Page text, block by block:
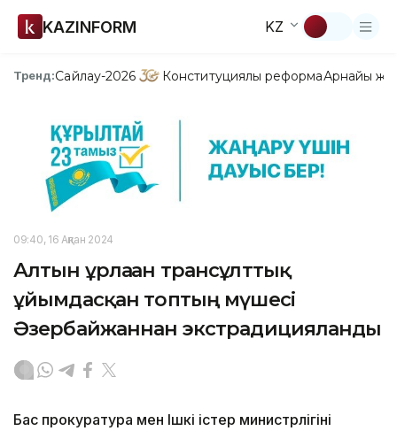
KAZINFORM KZ
Тренд:Сайлау-2026 Конституциялық реформаАрнайы
09:40, 16 Ақпан 2024
Алтын ұрлаған трансұлттық
ұйымдасқан топтың мүшесі
Әзербайжаннан экстрадицияланды
Бас прокуратура мен Ішкі істер министрлігінің